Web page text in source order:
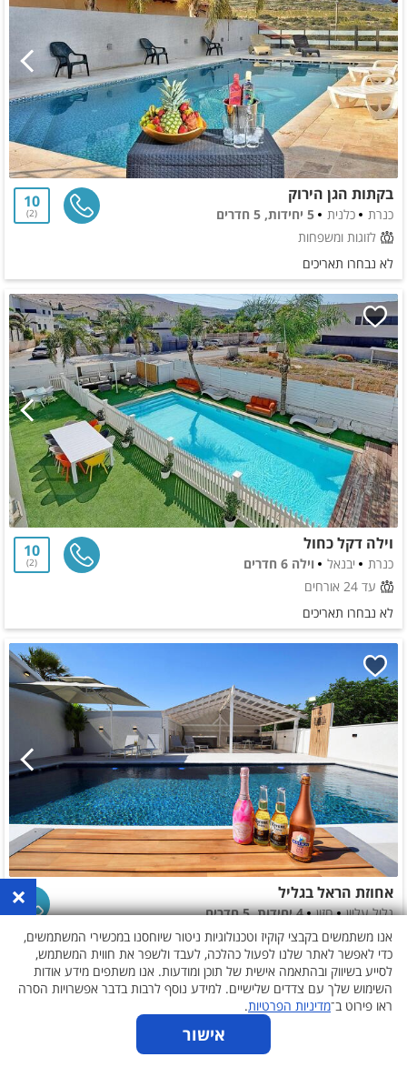
בקתות הגן הירוק
כנרת כלנית
5 יחידות, 5 חדרים
לזוגות ומשפחות
10
2
לא נבחרו תאריכים
וילה דקל כחול
כנרת יבנאל
וילה 6 חדרים
עד 24 אורחים
10
2
לא נבחרו תאריכים
אחוזת הראל בגליל
גליל עליון חזון
4 יחידות, 5 חדרים
לזוגות ומשפחות
לא נבחרו תאריכים
החל מ-₪1,200 ללילה
×
אנו משתמשים בקבצי קוקיז וטכנולוגיות ניטור שיוחסנו במכשירי המשתמשים,
כדי לאפשר לאתר שלנו לפעול כהלכה, לעבד ולשפר את חווית המשתמש,
לסייע בשיווק ובהתאמה אישית של תוכן ומודעות. אנו משתפים מידע אודות
השימוש שלך עם צדדים שלישיים. למידע נוסף לרבות בדבר אפשרויות הסרה
ראו פירוט ב־מדיניות הפרטיות.
אישור